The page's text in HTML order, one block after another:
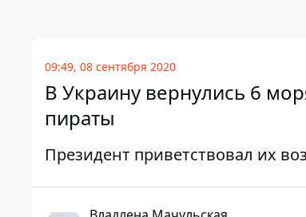
09:49, 08 сентября 2020
В Украину вернулись 6
пираты
Президент приветствовал их